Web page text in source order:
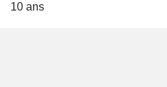
10 ans